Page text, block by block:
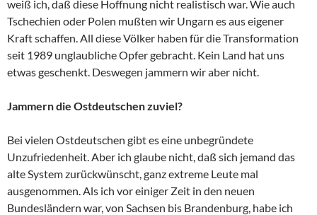
weiß ich, daß diese Hoffnung nicht realistisch war. Wie auch
Tschechien oder Polen mußten wir Ungarn es aus eigener
Kraft schaffen. All diese Völker haben für die Transformation
seit 1989 unglaubliche Opfer gebracht. Kein Land hat uns
etwas geschenkt. Deswegen jammern wir aber nicht.
Jammern die Ostdeutschen zuviel?
Bei vielen Ostdeutschen gibt es eine unbegründete
Unzufriedenheit. Aber ich glaube nicht, daß sich jemand das
alte System zurückwünscht, ganz extreme Leute mal
ausgenommen. Als ich vor einiger Zeit in den neuen
Bundesländern war, von Sachsen bis Brandenburg, habe ich